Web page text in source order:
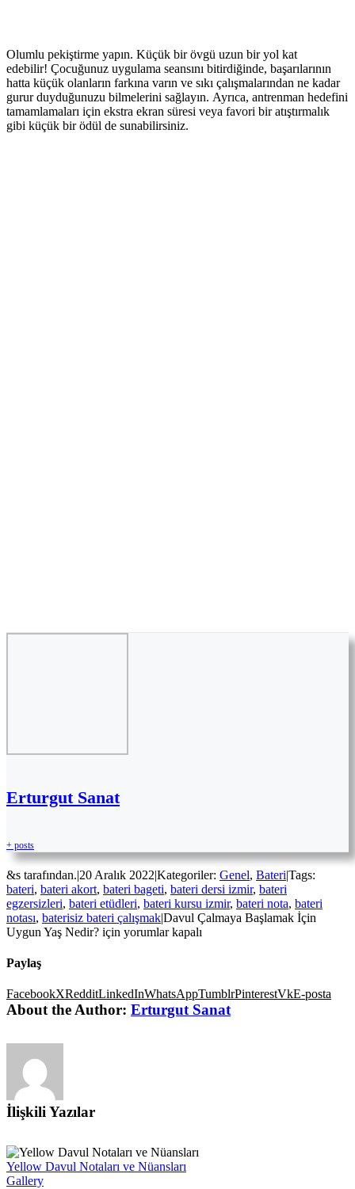
Olumlu pekiştirme yapın. Küçük bir övgü uzun bir yol kat
edebilir! Çocuğunuz uygulama seansını bitirdiğinde, başarılarının
hatta küçük olanların farkına varın ve sıkı çalışmalarından ne kadar
gurur duyduğunuzu bilmelerini sağlayın. Ayrıca, antrenman hedefini
tamamlamaları için ekstra ekran süresi veya favori bir atıştırmalık
gibi küçük bir ödül de sunabilirsiniz.
Erturgut Sanat
+ posts
&s tarafından.|20 Aralık 2022|Kategoriler: Genel, Bateri|Tags:
bateri, bateri akort, bateri bageti, bateri dersi izmir, bateri
egzersizleri, bateri etüdleri, bateri kursu izmir, bateri nota, bateri
notası, baterisiz bateri çalışmak|Davul Çalmaya Başlamak İçin
Uygun Yaş Nedir? için yorumlar kapalı
Paylaş
FacebookXRedditLinkedInWhatsAppTumblrPinterestVkE-posta
About the Author: Erturgut Sanat
İlişkili Yazılar
Yellow Davul Notaları ve Nüansları
Gallery